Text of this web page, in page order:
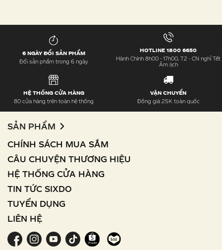
6 NGÀY ĐỔI SẢN PHẨM
Đổi sản phẩm trong 6 ngày
HOTLINE 1800 6650
Hành Chính 8h00 - 17h00, T2 - CN nghỉ Tết
Âm lịch
HỆ THỐNG CỬA HÀNG
80 cửa hàng trên toàn hệ thống
VẬN CHUYỂN
Đồng giá 25K toàn quốc
SẢN PHẨM
CHÍNH SÁCH MUA SẮM
CÂU CHUYỆN THƯƠNG HIỆU
HỆ THỐNG CỬA HÀNG
TIN TỨC SIXDO
TUYỂN DỤNG
LIÊN HỆ